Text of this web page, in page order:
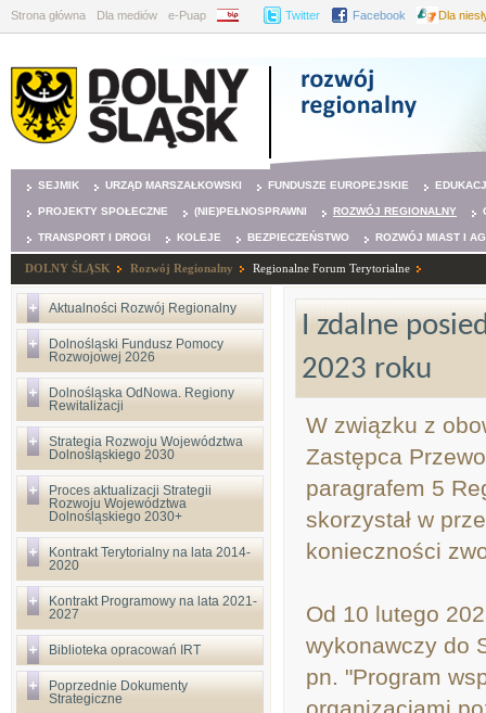
Strona główna Dla mediów e-Puap BIP Twitter Facebook Dla
SEJMIK URZĄD MARSZAŁKOWSKI FUNDUSZE EUROPEJSKIE
PROJEKTY SPOŁECZNE (NIE)PEŁNOSPRAWNI ROZWÓJ REGIONALNY
TRANSPORT I DROGI KOLEJE BEZPIECZEŃSTWO ROZWÓJ MIAST I
DOLNY ŚLĄSK Rozwój Regionalny Regionalne Forum Terytorialne
Aktualności Rozwój Regionalny
Dolnośląski Fundusz Pomocy
Rozwojowej 2026
Dolnośląska OdNowa. Regiony
Rewitalizacji
Strategia Rozwoju Województwa
Dolnośląskiego 2030
Proces aktualizacji Strategii
Rozwoju Województwa
Dolnośląskiego 2030+
Kontrakt Terytorialny na lata 2014-
2020
Kontrakt Programowy na lata 2021-
2027
Biblioteka opracowań IRT
Poprzednie Dokumenty
Strategiczne
I zdalne
2023 roku
W związku z
Zastępca
paragrafem 5
skorzystał w
konieczności
Od 10 lutego
wykonawczy do
pn. "Program